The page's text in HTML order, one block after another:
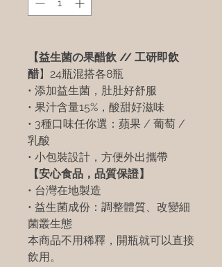
【益生菌の果醋飲 // 工研即飲
醋】24瓶混搭各8瓶
• 添加益生菌，肚肚好舒服
• 果汁含量15%，酸甜好滋味
• 3種口味任你選：蘋果 / 葡萄 /
乳酸
• 小包裝設計，方便外出攜帶
【安心食品，品質保證】
• 台灣在地製造
• 益生菌成份：調整體質、改變細
菌叢生態
本商品不用稀釋，開瓶就可以直接
飲用。